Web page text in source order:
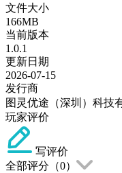
文件大小
166MB
当前版本
1.0.1
更新日期
2026-07-15
发行商
图灵优途（深圳）科技
玩家评价
写评价
全部评分（0）